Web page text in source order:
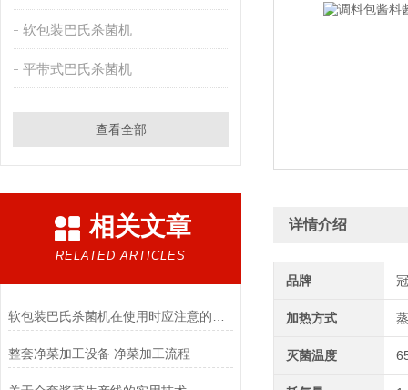
软包装巴氏杀菌机
平带式巴氏杀菌机
查看全部
相关文章
RELATED ARTICLES
整套净菜加工设备 净菜加工流程
详情介绍
品牌
加热方式
灭菌温度